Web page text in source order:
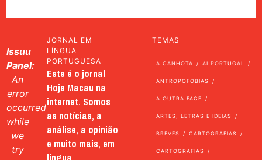
Issuu
Panel:
An
error
occurred
while
we
try
JORNAL EM
LÍNGUA
PORTUGUESA
Este é o jornal
Hoje Macau na
internet. Somos
as notícias, a
análise, a opinião
e muito mais, em
TEMAS
A CANHOTA AI PORTUGAL
ANTROPOFOBIAS
A OUTRA FACE
ARTES, LETRAS E IDEIAS
BREVES CARTOGRAFIAS
CARTOGRAFIAS